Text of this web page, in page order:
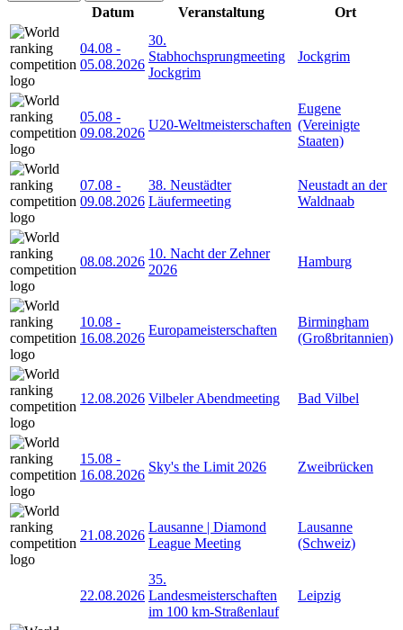
Datum Veranstaltung Ort
04.08 -
05.08.2026
30.
Stabhochsprungmeeting
Jockgrim
Jockgrim
05.08 -
09.08.2026
U20-Weltmeisterschaften
Eugene
(Vereinigte
Staaten)
07.08 -
09.08.2026
38. Neustädter
Läufermeeting
Neustadt an der
Waldnaab
08.08.2026
10. Nacht der Zehner
2026
Hamburg
10.08 -
16.08.2026
Europameisterschaften
Birmingham
(Großbritannien)
12.08.2026 Vilbeler Abendmeeting Bad Vilbel
15.08 -
16.08.2026
Sky's the Limit 2026 Zweibrücken
21.08.2026
Lausanne | Diamond
League Meeting
Lausanne
(Schweiz)
22.08.2026
35.
Landesmeisterschaften
im 100 km-Straßenlauf
Leipzig